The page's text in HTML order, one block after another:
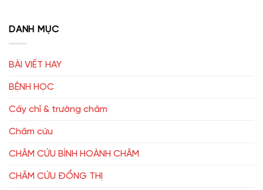
DANH MỤC
BÀI VIẾT HAY
BỆNH HỌC
Cấy chỉ & trường châm
Châm cứu
CHÂM CỨU BÌNH HOÀNH CHÂM
CHÂM CỨU ĐỔNG THỊ